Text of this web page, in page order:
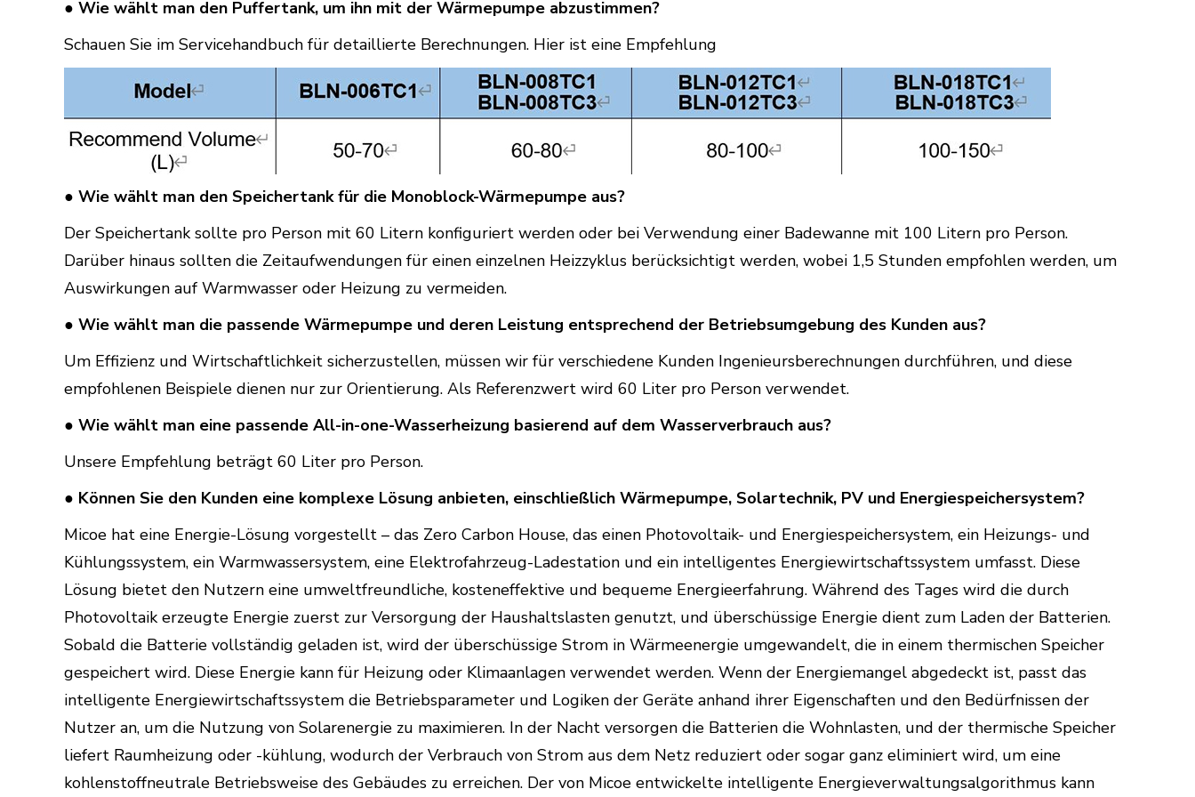
● Wie wählt man den Puffertank, um ihn mit der Wärmepumpe abzustimmen?
Schauen Sie im Servicehandbuch für detaillierte Berechnungen. Hier ist eine Empfehlung
● Wie wählt man den Speichertank für die Monoblock-Wärmepumpe aus?
Der Speichertank sollte pro Person mit 60 Litern konfiguriert werden oder bei Verwendung einer Badewanne mit 100 Litern pro Person.
Darüber hinaus sollten die Zeitaufwendungen für einen einzelnen Heizzyklus berücksichtigt werden, wobei 1,5 Stunden empfohlen werden, um
Auswirkungen auf Warmwasser oder Heizung zu vermeiden.
● Wie wählt man die passende Wärmepumpe und deren Leistung entsprechend der Betriebsumgebung des Kunden aus?
Um Effizienz und Wirtschaftlichkeit sicherzustellen, müssen wir für verschiedene Kunden Ingenieursberechnungen durchführen, und diese
empfohlenen Beispiele dienen nur zur Orientierung. Als Referenzwert wird 60 Liter pro Person verwendet.
● Wie wählt man eine passende All-in-one-Wasserheizung basierend auf dem Wasserverbrauch aus?
Unsere Empfehlung beträgt 60 Liter pro Person.
● Können Sie den Kunden eine komplexe Lösung anbieten, einschließlich Wärmepumpe, Solartechnik, PV und Energiespeichersystem?
Micoe hat eine Energie-Lösung vorgestellt – das Zero Carbon House, das einen Photovoltaik- und Energiespeichersystem, ein Heizungs- und
Kühlungssystem, ein Warmwassersystem, eine Elektrofahrzeug-Ladestation und ein intelligentes Energiewirtschaftssystem umfasst. Diese
Lösung bietet den Nutzern eine umweltfreundliche, kosteneffektive und bequeme Energieerfahrung. Während des Tages wird die durch
Photovoltaik erzeugte Energie zuerst zur Versorgung der Haushaltslasten genutzt, und überschüssige Energie dient zum Laden der Batterien.
Sobald die Batterie vollständig geladen ist, wird der überschüssige Strom in Wärmeenergie umgewandelt, die in einem thermischen Speicher
gespeichert wird. Diese Energie kann für Heizung oder Klimaanlagen verwendet werden. Wenn der Energiemangel abgedeckt ist, passt das
intelligente Energiewirtschaftssystem die Betriebsparameter und Logiken der Geräte anhand ihrer Eigenschaften und den Bedürfnissen der
Nutzer an, um die Nutzung von Solarenergie zu maximieren. In der Nacht versorgen die Batterien die Wohnlasten, und der thermische Speicher
liefert Raumheizung oder -kühlung, wodurch der Verbrauch von Strom aus dem Netz reduziert oder sogar ganz eliminiert wird, um eine
kohlenstoffneutrale Betriebsweise des Gebäudes zu erreichen. Der von Micoe entwickelte intelligente Energieverwaltungsalgorithmus kann